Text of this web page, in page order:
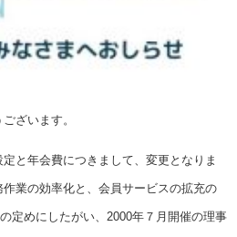
ざいます。
と年会費につきまして、変更となりま
業の効率化と、会員サービスの拡充の
定めにしたがい、2000年７月開催の理事